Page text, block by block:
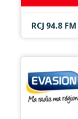
RCJ 94.8 FM